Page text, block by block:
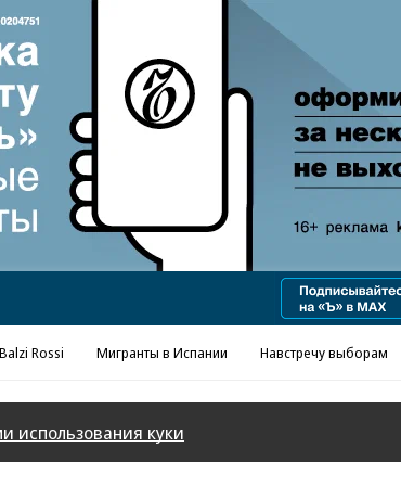
Rossi Мигранты в Испании Навстречу выборам
использования куки